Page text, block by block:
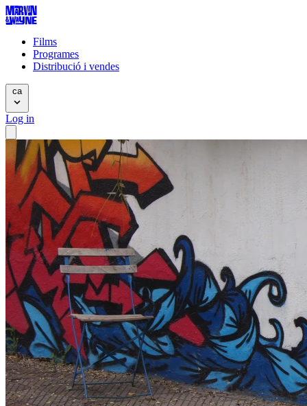
Films
Programes
Distribució i vendes
ca
Log in